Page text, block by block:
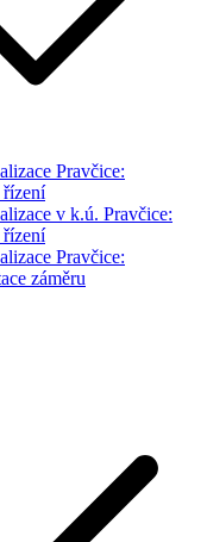
Pravčice:
v k.ú. Pravčice:
Pravčice:
záměru